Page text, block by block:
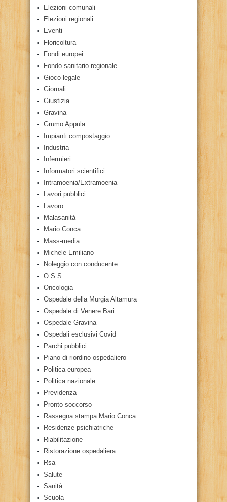
Elezioni comunali
Elezioni regionali
Eventi
Floricoltura
Fondi europei
Fondo sanitario regionale
Gioco legale
Giornali
Giustizia
Gravina
Grumo Appula
Impianti compostaggio
Industria
Infermieri
Informatori scientifici
Intramoenia/Extramoenia
Lavori pubblici
Lavoro
Malasanità
Mario Conca
Mass-media
Michele Emiliano
Noleggio con conducente
O.S.S.
Oncologia
Ospedale della Murgia Altamura
Ospedale di Venere Bari
Ospedale Gravina
Ospedali esclusivi Covid
Parchi pubblici
Piano di riordino ospedaliero
Politica europea
Politica nazionale
Previdenza
Pronto soccorso
Rassegna stampa Mario Conca
Residenze psichiatriche
Riabilitazione
Ristorazione ospedaliera
Rsa
Salute
Sanità
Scuola